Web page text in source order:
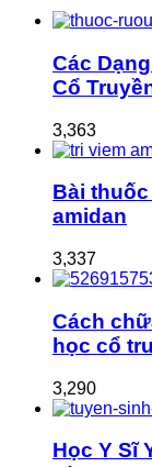
Các
Cổ
3,363
Bài
amidan
3,337
Cách
học cổ
3,290
Học Y Sĩ